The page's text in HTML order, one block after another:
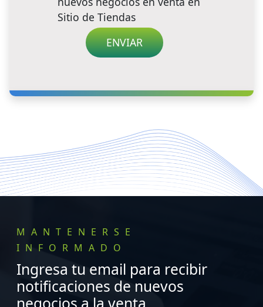
Sitio de Tiendas
MANTENERSE
INFORMADO
Ingresa tu email para recibir
notificaciones de nuevos